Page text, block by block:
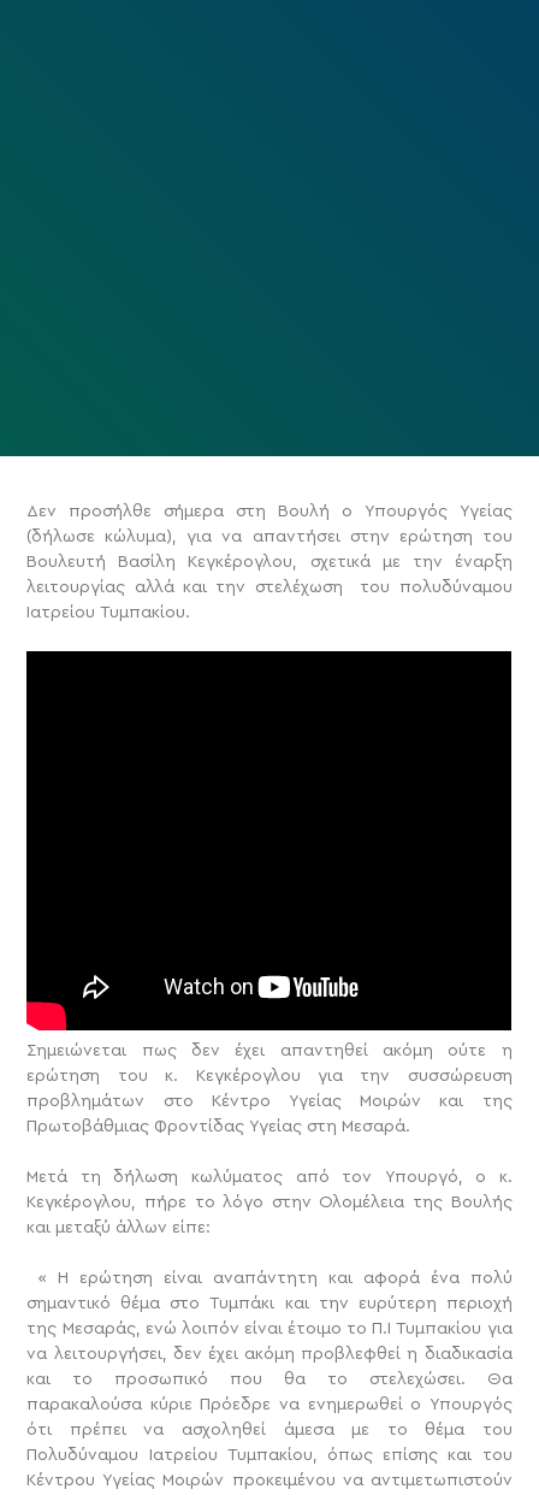
Δεν προσήλθε σήμερα στη Βουλή ο Υπουργός Υγείας
(δήλωσε κώλυμα), για να απαντήσει στην ερώτηση του
Βουλευτή Βασίλη Κεγκέρογλου, σχετικά με την έναρξη
λειτουργίας αλλά και την στελέχωση του πολυδύναμου
Ιατρείου Τυμπακίου.
Σημειώνεται πως δεν έχει απαντηθεί ακόμη ούτε η
ερώτηση του κ. Κεγκέρογλου για την συσσώρευση
προβλημάτων στο Κέντρο Υγείας Μοιρών και της
Πρωτοβάθμιας Φροντίδας Υγείας στη Μεσαρά.
Μετά τη δήλωση κωλύματος από τον Υπουργό, ο κ.
Κεγκέρογλου, πήρε το λόγο στην Ολομέλεια της Βουλής
και μεταξύ άλλων είπε:
« Η ερώτηση είναι αναπάντητη και αφορά ένα πολύ
σημαντικό θέμα στο Τυμπάκι και την ευρύτερη περιοχή
της Μεσαράς, ενώ λοιπόν είναι έτοιμο το Π.Ι Τυμπακίου για
να λειτουργήσει, δεν έχει ακόμη προβλεφθεί η διαδικασία
και το προσωπικό που θα το στελεχώσει. Θα
παρακαλούσα κύριε Πρόεδρε να ενημερωθεί ο Υπουργός
ότι πρέπει να ασχοληθεί άμεσα με το θέμα του
Πολυδύναμου Ιατρείου Τυμπακίου, όπως επίσης και του
Κέντρου Υγείας Μοιρών προκειμένου να αντιμετωπιστούν